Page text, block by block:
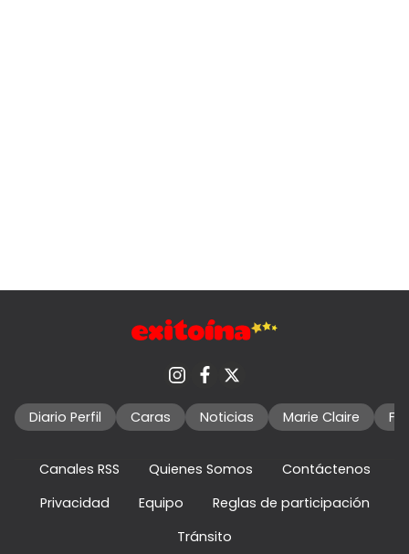
Diario Perfil Caras Noticias Marie Claire
Canales RSS Quienes Somos
Contáctenos
Privacidad
Equipo
Reglas de participación
Tránsito